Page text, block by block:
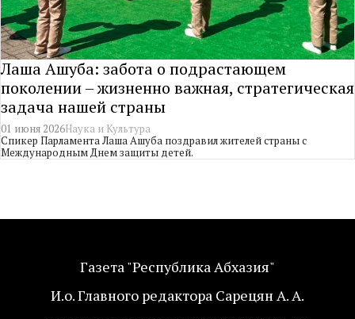
Лаша Ашуба: забота о подрастающем
поколении – жизненно важная, стратегическая
задача нашей страны
01 июня 2026Наука и Культура
Спикер Парламента Лаша Ашуба поздравил жителей страны с
Международным Днем защиты детей.
Газета "Республика Абхазия"
И.о. Главного редактора Сарецян А. А.